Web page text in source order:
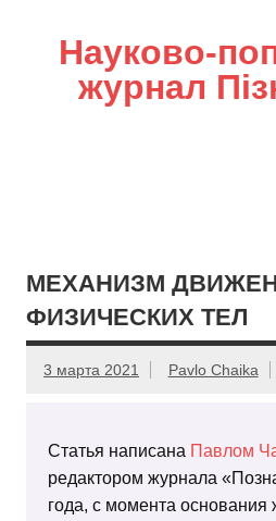
Науково-
журнал
МЕХАНИЗМ
ФИЗИЧЕСКИХ ТЕЛ
3 марта 2021 Pavlo Chaika
Статья написана Павлом
редактором журнала
года, с момента